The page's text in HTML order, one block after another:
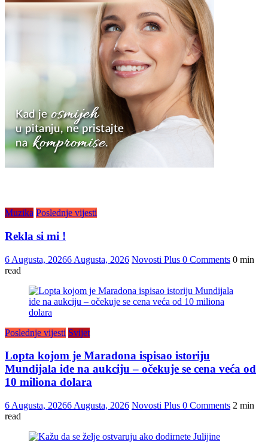
Muzika Poslednje vijesti
Rekla si mi !
6 Augusta, 20266 Augusta, 2026 Novosti Plus 0 Comments 0 min
read
Poslednje vijesti Svijet
Lopta kojom je Maradona ispisao istoriju
Mundijala ide na aukciju – očekuje se cena veća od
10 miliona dolara
6 Augusta, 20266 Augusta, 2026 Novosti Plus 0 Comments 2 min
read